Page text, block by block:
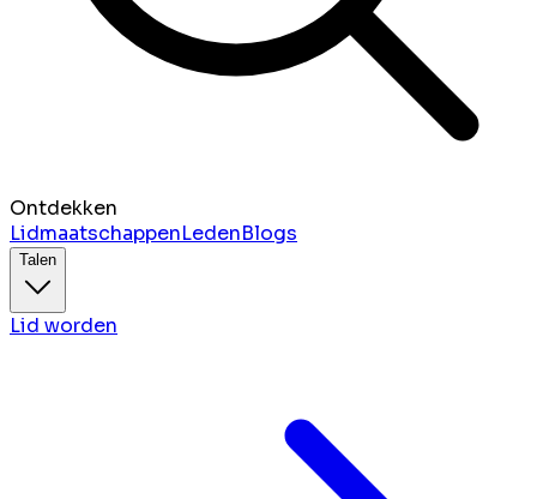
Ontdekken
LidmaatschappenLedenBlogs
Talen
Lid worden